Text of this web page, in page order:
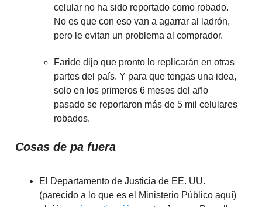
celular no ha sido reportado como robado.
No es que con eso van a agarrar al ladrón,
pero le evitan un problema al comprador.
Faride dijo que pronto lo replicarán en otras
partes del país. Y para que tengas una idea,
solo en los primeros 6 meses del año
pasado se reportaron más de 5 mil celulares
robados.
Cosas de pa fuera
El Departamento de Justicia de EE. UU.
(parecido a lo que es el Ministerio Público aquí)